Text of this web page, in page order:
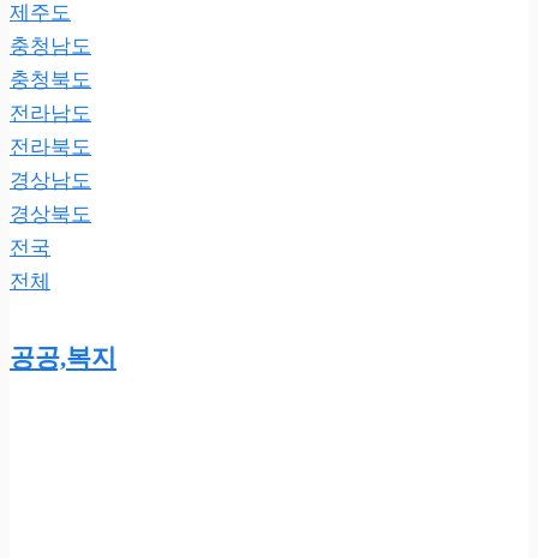
제주도
충청남도
충청북도
전라남도
전라북도
경상남도
경상북도
전국
전체
공공,복지